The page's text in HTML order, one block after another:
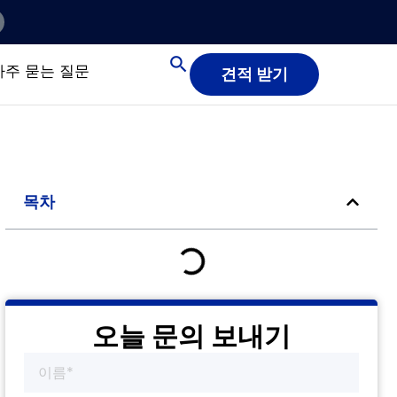
주 묻는 질문 견적 받기
목차
오늘 문의 보내기